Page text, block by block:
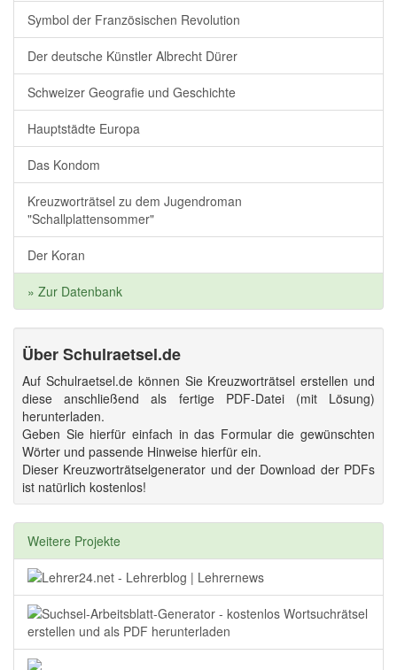
Symbol der Französischen Revolution
Der deutsche Künstler Albrecht Dürer
Schweizer Geografie und Geschichte
Hauptstädte Europa
Das Kondom
Kreuzworträtsel zu dem Jugendroman
"Schallplattensommer"
Der Koran
» Zur Datenbank
Über Schulraetsel.de
Auf Schulraetsel.de können Sie Kreuzworträtsel erstellen und
diese anschließend als fertige PDF-Datei (mit Lösung)
herunterladen.
Geben Sie hierfür einfach in das Formular die gewünschten
Wörter und passende Hinweise hierfür ein.
Dieser Kreuzworträtselgenerator und der Download der PDFs
ist natürlich kostenlos!
Weitere Projekte